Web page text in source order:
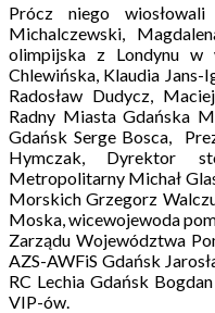
Prócz niego
Michalczewski,
olimpijska z Londynu w
Chlewińska, Klaudia Jans-
Radosław Dudycz,
Radny Miasta Gdańska
Gdańsk Serge Bosca,
Hymczak, Dyrektor
Metropolitarny Michał
Morskich Grzegorz
Moska, wicewojewoda
Zarządu Województwa
AZS-AWFiS Gdańsk
RC Lechia Gdańsk
VIP-ów.